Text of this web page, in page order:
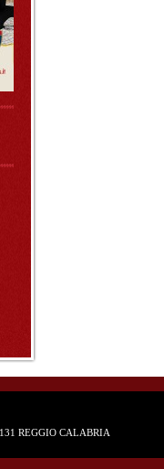
REGGIO CALABRIA